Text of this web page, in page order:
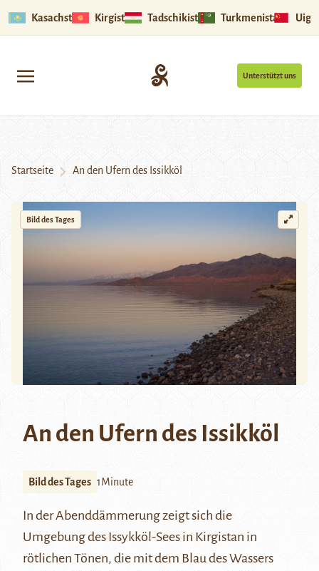
Kasachstan Kirgistan Tadschikistan Turkmenistan
Unterstützt uns
Startseite An den Ufern des Issikköl
Bild des Tages
An den Ufern des Issikköl
Bild des Tages 1Minute
In der Abenddämmerung zeigt sich die
Umgebung des Issykköl-Sees in Kirgistan in
rötlichen Tönen, die mit dem Blau des Wassers